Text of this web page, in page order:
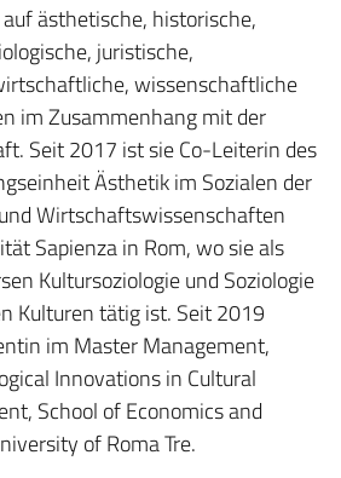
ästhetische, historische,
juristische,
wissenschaftliche
im Zusammenhang mit der
Seit 2017 ist sie Co-Leiterin des
Ästhetik im Sozialen der
Wirtschaftswissenschaften
Sapienza in Rom, wo sie als
Kultursoziologie und Soziologie
Kulturen tätig ist. Seit 2019
im Master Management,
Innovations in Cultural
School of Economics and
of Roma Tre.